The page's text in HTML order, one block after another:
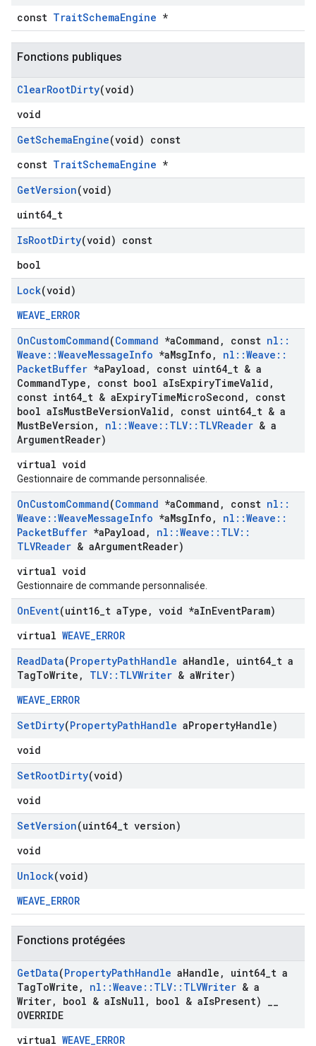
const TraitSchemaEngine *
Fonctions publiques
ClearRootDirty(void)
void
GetSchemaEngine(void) const
const TraitSchemaEngine *
GetVersion(void)
uint64_t
IsRootDirty(void) const
bool
Lock(void)
WEAVE_ERROR
OnCustomCommand(Command *aCommand , const nl ::
Weave ::WeaveMessageInfo *aMsgInfo , nl ::Weave ::
PacketBuffer *aPayload , const uint64 t & a
CommandType , const bool aIsExpiryTimeValid ,
const int64 t & aExpiryTimeMicroSecond ,
const
bool aIsMustBeVersionValid , const uint64 t & a
MustBeVersion , nl ::Weave :: TLV:: TLVReader & a
ArgumentReader)
virtual void
Gestionnaire de commande personnalisée.
OnCustomCommand(Command *aCommand , const nl ::
Weave ::WeaveMessageInfo *aMsgInfo , nl ::Weave ::
PacketBuffer *aPayload , nl ::Weave :: TLV::
TLVReader & aArgumentReader)
virtual void
Gestionnaire de commande personnalisée.
OnEvent(uint16 t aType , void *aInEventParam)
virtual WEAVE_ERROR
ReadData(PropertyPathHandle aHandle , uint64 t a
TagToWrite , TLV:: TLVWriter & aWriter)
WEAVE_ERROR
SetDirty(PropertyPathHandle aPropertyHandle)
void
SetRootDirty(void)
void
SetVersion(uint64 t version)
void
Unlock(void)
WEAVE_ERROR
Fonctions protégées
GetData(PropertyPathHandle aHandle , uint64 t a
TagToWrite , nl ::Weave :: TLV:: TLVWriter & a
Writer, bool & aIsNull , bool & aIsPresent)
OVERRIDE
virtual WEAVE_ERROR